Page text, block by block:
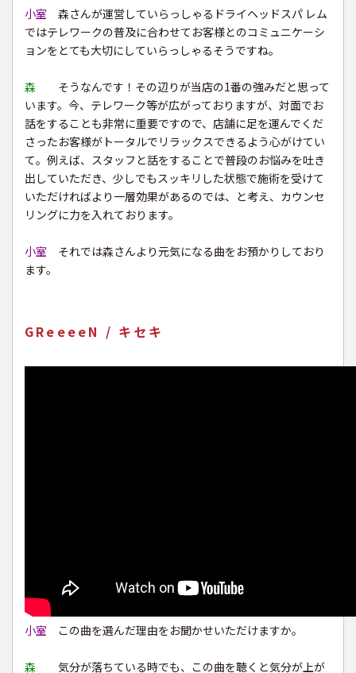
小室 森さんが運営していらっしゃるドライヘッドスパ レム
ではテレワークの普及に合わせてお客様とのコミュニケーシ
ョンをとても大切にしていらっしゃるそうですね。
森 そうなんです！その辺りが当店の1番の強みだと思って
います。今、テレワーク等が広がっておりますが、対面でお
話をすることも非常に重要ですので、店舗に足を運んでくだ
さったお客様がトータルでリラックスできるよう心がけてい
て。例えば、スタッフと話をすることで普段のお悩みを吐き
出していただき、少しでもスッキリした状態で施術を受けて
いただければより一層効果があるのでは、と考え、カウンセ
リングに力を入れております。
小室 それでは森さんより元気になる曲をお預かりしており
ます。
GReeeeN / キセキ
小室 この曲を選んだ理由をお聞かせいただけますか。
森 気分が落ちている時でも、この曲を聴くと気分が上が